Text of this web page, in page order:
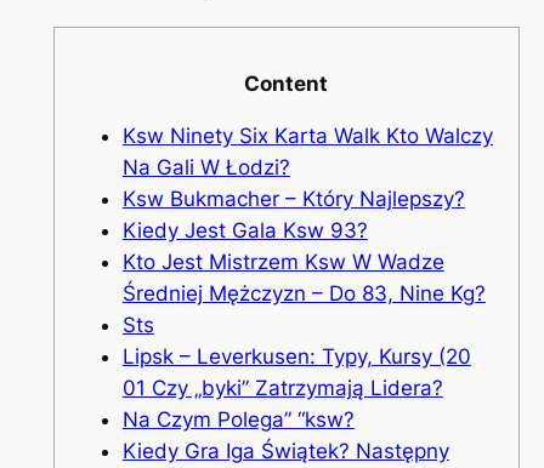
Content
Ksw Ninety Six Karta Walk Kto Walczy
Na Gali W Łodzi?
Ksw Bukmacher – Który Najlepszy?
Kiedy Jest Gala Ksw 93?
Kto Jest Mistrzem Ksw W Wadze
Średniej Mężczyzn – Do 83, Nine Kg?
Sts
Lipsk – Leverkusen: Typy, Kursy (20
01 Czy „byki” Zatrzymają Lidera?
Na Czym Polega” “ksw?
Kiedy Gra Iga Świątek? Następny